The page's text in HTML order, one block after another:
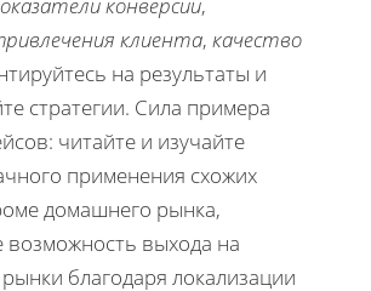
клиента, качество
на результаты и
стратегии. Сила примера
читайте и изучайте
применения схожих
домашнего рынка,
возможность выхода на
благодаря локализации